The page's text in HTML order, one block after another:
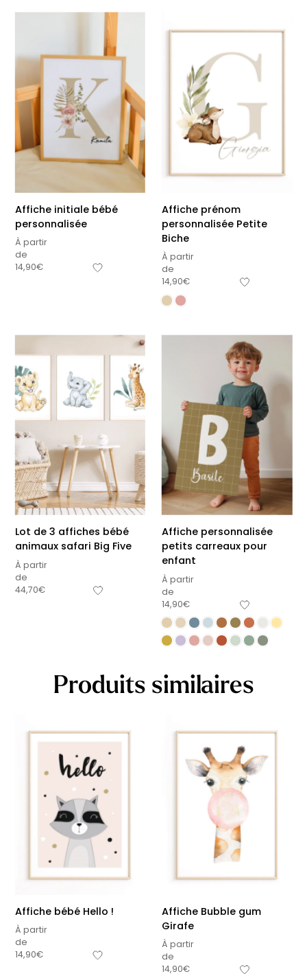
Affiche initiale bébé
personnalisée
À partir
de
14,90€
Affiche prénom
personnalisée Petite
Biche
À partir
de
14,90€
Lot de 3 affiches bébé
animaux safari Big Five
À partir
de
44,70€
Affiche personnalisée
petits carreaux pour
enfant
À partir
de
14,90€
Produits similaires
Affiche bébé Hello !
À partir
de
14,90€
Affiche Bubble gum
Girafe
À partir
de
14,90€